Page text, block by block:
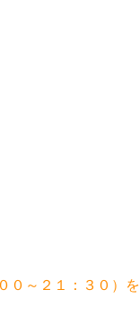
～２１：３０）を